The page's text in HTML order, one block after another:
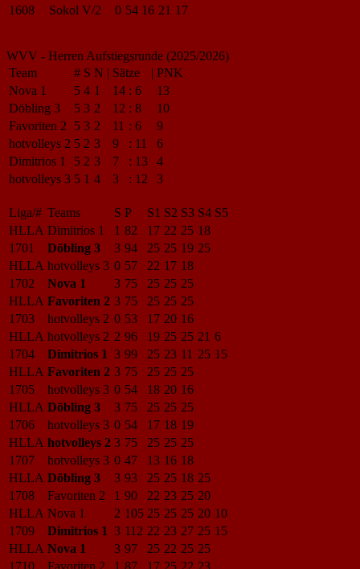
1608
Sokol V/2 0 54 16 21 17
WVV - Herren Aufstiegsrunde (2025/2026)
Team
# S N | Sätze | PNK
Nova 1
5 4 1 14 : 6
13
Döbling 3
5 3 2 12 : 8
10
Favoriten 2
5 3 2 11 : 6
9
hotvolleys 2 5 2 3 9 : 11
6
Dimitrios 1
5 2 3 7 : 13
4
hotvolleys 3 5 1 4 3 : 12 3
Liga/# Teams S P S1 S2 S3 S4 S5
HLLA Dimitrios 1 1 82 17 22 25 18
1701
Döbling 3 3 94 25 25 19 25
HLLA hotvolleys 3 0 57 22 17 18
1702
Nova 1 3 75 25 25 25
HLLA Favoriten 2 3 75 25 25 25
1703
hotvolleys 2 0 53 17 20 16
HLLA hotvolleys 2 2 96 19 25 25 21 6
1704
Dimitrios 1 3 99 25 23 11 25 15
HLLA Favoriten 2 3 75 25 25 25
1705
hotvolleys 3 0 54 18 20 16
HLLA Döbling 3 3 75 25 25 25
1706
hotvolleys 3 0 54 17 18 19
HLLA hotvolleys 2 3 75 25 25 25
1707
hotvolleys 3 0 47 13 16 18
HLLA Döbling 3 3 93 25 25 18 25
1708
Favoriten 2 1 90 22 23 25 20
HLLA Nova 1 2 105 25 25 25 20 10
1709
Dimitrios 1 3 112 22 23 27 25 15
HLLA Nova 1 3 97 25 22 25 25
1710
Favoriten 2 1 87 17 25 22 23